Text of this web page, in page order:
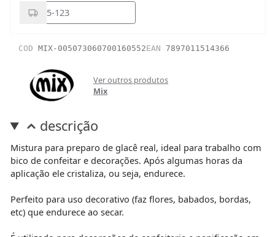
COD MIX-005073060700160552EAN 7897011514366
Ver outros produtos
Mix
descrição
Mistura para preparo de glacê real, ideal para trabalho com
bico de confeitar e decorações. Após algumas horas da
aplicação ele cristaliza, ou seja, endurece.
Perfeito para uso decorativo (faz flores, babados, bordas,
etc) que endurece ao secar.